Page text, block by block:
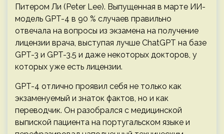
Питером Ли (Peter Lee). Выпущенная в марте ИИ-
модель GPT-4 в 90 % случаев правильно
отвечала на вопросы из экзамена на получение
лицензии врача, выступая лучше ChatGPT на базе
GPT-3 и GPT-3.5 и даже некоторых докторов, у
которых уже есть лицензии.
GPT-4 отлично проявил себя не только как
экзаменуемый и знаток фактов, но и как
переводчик. Он разобрался с медицинской
выпиской пациента на португальском языке и